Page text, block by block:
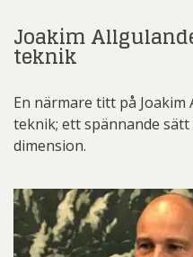
Joakim
teknik
En närmare titt på
teknik; ett spännande
dimension.